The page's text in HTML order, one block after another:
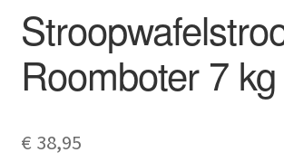
Overig
Roomboter 7 kg
€ 38,95